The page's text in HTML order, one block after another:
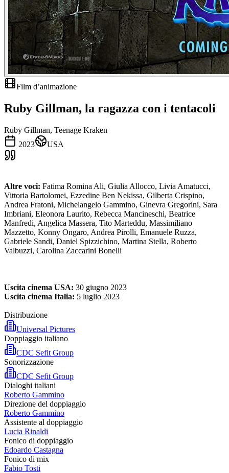
Film d’animazione
Ruby Gillman, la ragazza con i tentacoli
Ruby Gillman, Teenage Kraken
2023
USA
Altre voci: Fatima Romina Ali, Giulia Allocco, Livia Amatucci,
Vittoria Bartolomei, Ezzedine Ben Nekissa, Gilberta Crispino,
Andrea Fratoni, Michelangelo Gammino, Ginevra Gregorini, Sara
Imbriani, Eleonora Laurito, Rebecca Mancineschi, Beatrice
Manfredi, Angelica Massera, Tito Marteddu, Massimiliano
Mazzetto, Konny Ongaro, Andrea Pirolli, Emanuele Ruzza,
Gabriele Sandi, Daniel Spizzichino, Martina Stella, Roberto
Valbuzzi, Carolina Zaccarini Bonelli
Uscita cinema USA: 30 giugno 2023
Uscita cinema Italia: 5 luglio 2023
Distribuzione
Universal Pictures
Doppiaggio italiano
CDC Sefit Group
Sonorizzazione
CDC Sefit Group
Dialoghi italiani
Roberto Gammino
Direzione del doppiaggio
Roberto Gammino
Assistente al doppiaggio
Lucia Rinaldi
Fonico di doppiaggio
Edoardo Castagna
Fonico di mix
Fabio Tosti